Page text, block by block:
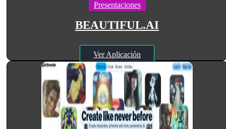
Presentaciones
BEAUTIFUL.AI
Ver Aplicación